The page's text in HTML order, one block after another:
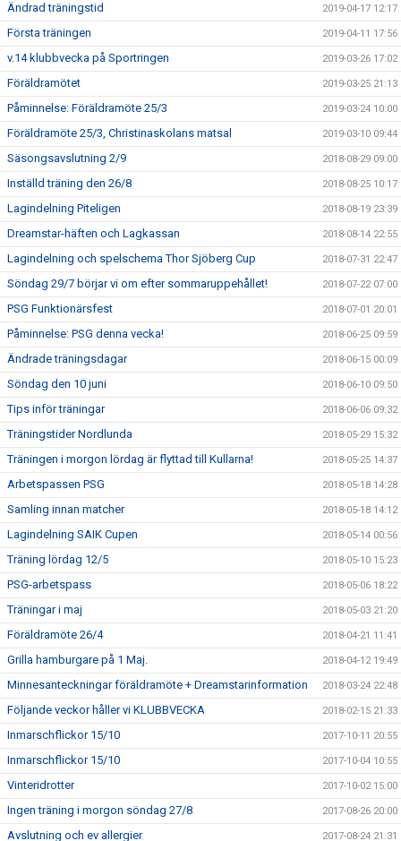
Ändrad träningstid 2019-04-17 12:17
Första träningen 2019-04-11 17:56
v.14 klubbvecka på Sportringen 2019-03-26 17:02
Föräldramötet 2019-03-25 21:13
Påminnelse: Föräldramöte 25/3 2019-03-24 10:00
Föräldramöte 25/3, Christinaskolans matsal 2019-03-10 09:44
Säsongsavslutning 2/9 2018-08-29 09:00
Inställd träning den 26/8 2018-08-25 10:17
Lagindelning Piteligen 2018-08-19 23:39
Dreamstar-häften och Lagkassan 2018-08-14 22:55
Lagindelning och spelschema Thor Sjöberg Cup 2018-07-31 22:47
Söndag 29/7 börjar vi om efter sommaruppehållet! 2018-07-22 07:00
PSG Funktionärsfest 2018-07-01 20:01
Påminnelse: PSG denna vecka! 2018-06-25 09:59
Ändrade träningsdagar 2018-06-15 00:09
Söndag den 10 juni 2018-06-10 09:50
Tips inför träningar 2018-06-06 09:32
Träningstider Nordlunda 2018-05-29 15:32
Träningen i morgon lördag är flyttad till Kullarna! 2018-05-25 14:37
Arbetspassen PSG 2018-05-18 14:28
Samling innan matcher 2018-05-18 14:12
Lagindelning SAIK Cupen 2018-05-14 00:56
Träning lördag 12/5 2018-05-10 15:23
PSG-arbetspass 2018-05-06 18:22
Träningar i maj 2018-05-03 21:20
Föräldramöte 26/4 2018-04-21 11:41
Grilla hamburgare på 1 Maj. 2018-04-12 19:49
Minnesanteckningar föräldramöte + Dreamstarinformation 2018-03-24 22:48
Följande veckor håller vi KLUBBVECKA 2018-02-15 21:33
Inmarschflickor 15/10 2017-10-11 20:55
Inmarschflickor 15/10 2017-10-04 10:55
Vinteridrotter 2017-10-02 15:00
Ingen träning i morgon söndag 27/8 2017-08-26 20:00
Avslutning och ev allergier 2017-08-24 21:31